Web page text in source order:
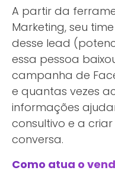
A partir da
Marketing, seu
desse lead
essa pessoa
campanha de
e quantas vezes
informações
consultivo e a
conversa.
Como atua o